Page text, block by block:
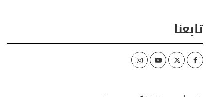
تابعنا
Facebook
Twitter
Youtube
Instagram